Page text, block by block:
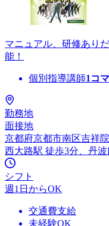
マニュアル、研修あり
能！
個別指導講師1コ
勤務地
面接地
京都府京都市南区吉祥
西大路駅 徒歩3分、丹
シフト
週1日からOK
交通費支給
未経験OK